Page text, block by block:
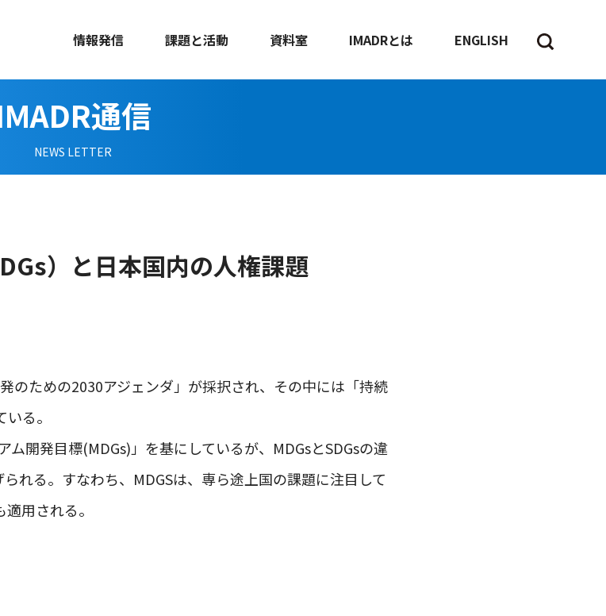
情報発信 課題と活動 資料室 IMADRとは ENGLISH
通信
NEWS LETTER
）と日本国内の人権課題
のための2030アジェンダ」が採択され、その中には「持続
る。
ム開発目標(MDGs)」を基にしているが、MDGsとSDGsの違
れる。すなわち、MDGSは、専ら途上国の課題に注目して
用される。